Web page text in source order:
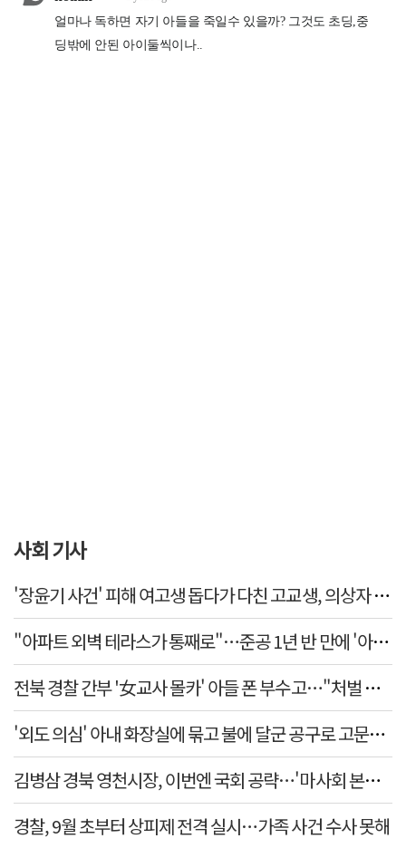
사회 기사
'장윤기 사건' 피해 여고생 돕다가 다친 고교생, 의상자 인정
"아파트 외벽 테라스가 통째로"…준공 1년 반 만에 '아찔
전북 경찰 간부 '女교사 몰카' 아들 폰 부수고…"처벌 못하
'외도 의심' 아내 화장실에 묶고 불에 달군 공구로 고문…남
김병삼 경북 영천시장, 이번엔 국회 공략…'마사회 본사
경찰, 9월 초부터 상피제 전격 실시…가족 사건 수사 못해